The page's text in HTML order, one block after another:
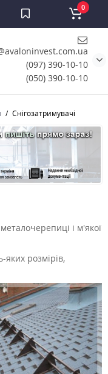
(097) 390-10-10
(050) 390-10-10
0
Снігозатримувачі
і м'якої
яких розмірів,